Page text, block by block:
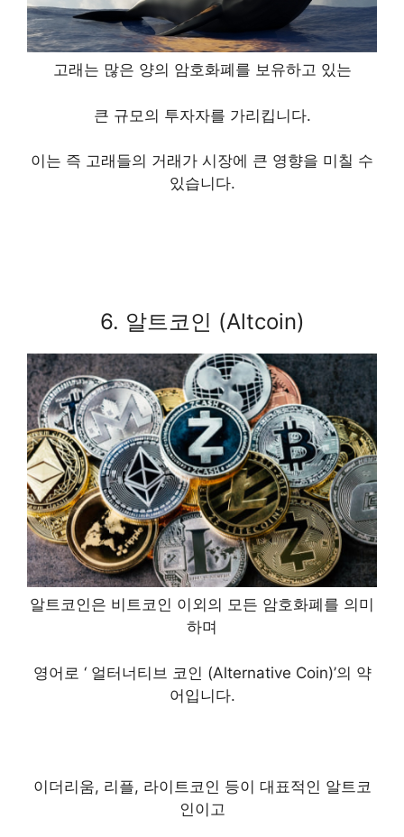
고래는 많은 양의 암호화폐를 보유하고 있는
큰 규모의 투자자를 가리킵니다.
이는 즉 고래들의 거래가 시장에 큰 영향을 미칠 수
있습니다.
6. 알트코인 (Altcoin)
알트코인은 비트코인 이외의 모든 암호화폐를 의미
하며
영어로 ‘ 얼터너티브 코인 (Alternative Coin)’의 약
어입니다.
이더리움, 리플, 라이트코인 등이 대표적인 알트코
인이고